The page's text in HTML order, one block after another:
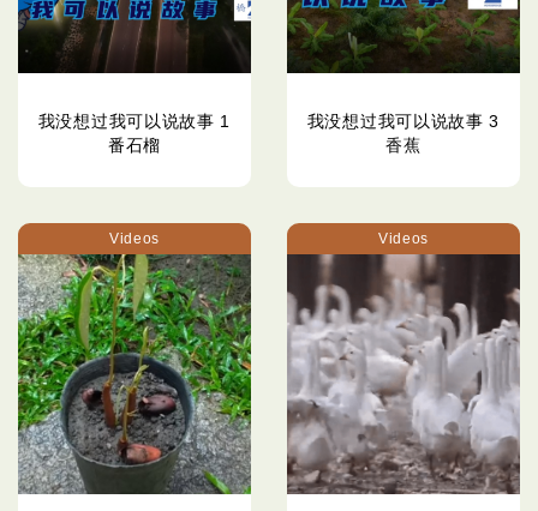
我没想过我可以说故事 1
番石榴
我没想过我可以说故事 3
香蕉
Videos Videos